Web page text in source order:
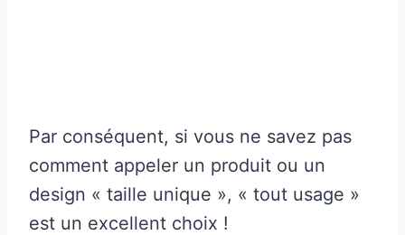
Par conséquent, si vous ne savez pas
comment appeler un produit ou un
design « taille unique », « tout usage »
est un excellent choix !